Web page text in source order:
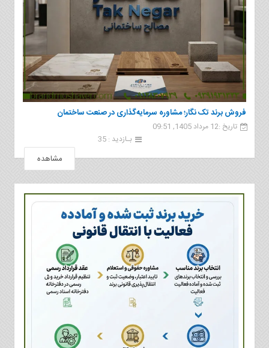
فروش برند تک نگار؛ مشاوره سرمایه‌گذاری در صنعت ساختمان
تاریخ :12 مرداد 1405, 09:51
بـازدید : 35
مشاهده